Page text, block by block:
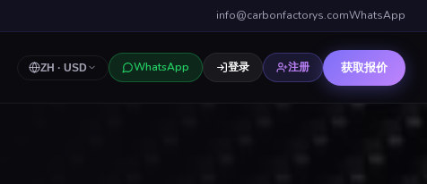
info@carbonfactorys.comWhatsApp
ZH · USD WhatsApp 登录 注册 获取报价